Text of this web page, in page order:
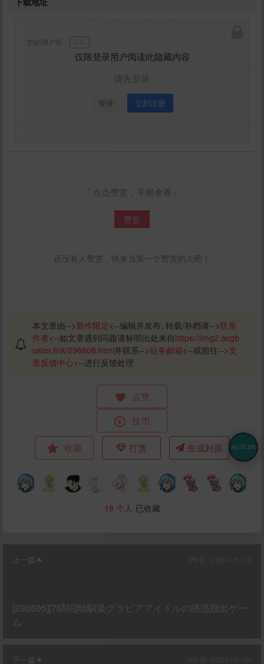
仅限登录用户阅读此隐藏内容
请先登录
登录 立刻注册
您的用户组：
「点点赞赏，手留余香」
赞赏
还没有人赞赏，快来当第一个赞赏的人吧！
本文章由-->新作限定<--编辑并发布, 转载/补档请-->联系
作者<--如文章遇到问题请标明出处来自https://img2.acgb
uster.link/296808.html并联系-->站务邮箱<--或前往-->文
章反馈中心<--进行反馈处理
点赞
投币
收藏 打赏 生成封面
18 个人 已收藏
上一篇
[230505][7縞狛]幼馴染グラビアアイドルの誘惑脱出ゲー
ム
下一篇
ACGCBK